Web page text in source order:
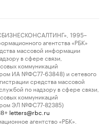
1995–
агентства «РБК»
массовой информации
в сфере связи,
коммуникаций
ИА №ФС77-63848) и сетевого
средства массовой
по надзору в сфере связи,
коммуникаций
ЭЛ №ФС77-82385)
letters@rbc.ru
агентство «РБК».